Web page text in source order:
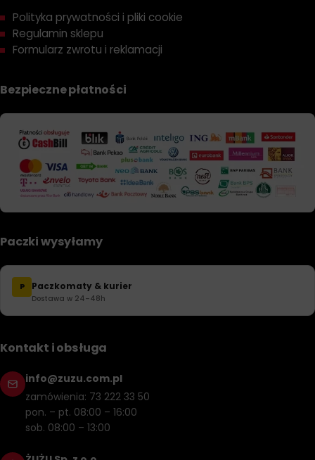
Polityka prywatności i pliki cookie
Regulamin sklepu
Formularz zwrotu i reklamacji
Bezpieczne płatności
Paczki wysyłamy
P Paczkomaty & kurier
Dostawa w 24–48h
Kontakt i obsługa
info@zuzu.com.pl
zamówienia: 73 222 33 50
pon. – pt. 08:00 – 16:00
sob. 08:00 – 13:00